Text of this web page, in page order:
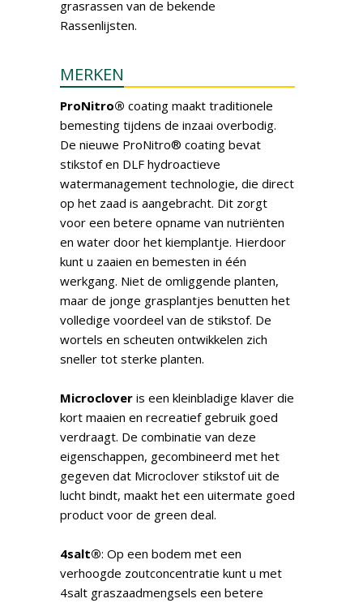
grasrassen van de bekende
Rassenlijsten.
MERKEN
ProNitro® coating maakt traditionele
bemesting tijdens de inzaai overbodig.
De nieuwe ProNitro® coating bevat
stikstof en DLF hydroactieve
watermanagement technologie, die direct
op het zaad is aangebracht. Dit zorgt
voor een betere opname van nutriënten
en water door het kiemplantje. Hierdoor
kunt u zaaien en bemesten in één
werkgang. Niet de omliggende planten,
maar de jonge grasplantjes benutten het
volledige voordeel van de stikstof. De
wortels en scheuten ontwikkelen zich
sneller tot sterke planten.
Microclover is een kleinbladige klaver die
kort maaien en recreatief gebruik goed
verdraagt. De combinatie van deze
eigenschappen, gecombineerd met het
gegeven dat Microclover stikstof uit de
lucht bindt, maakt het een uitermate goed
product voor de green deal.
4salt®: Op een bodem met een
verhoogde zoutconcentratie kunt u met
4salt graszaadmengsels een betere